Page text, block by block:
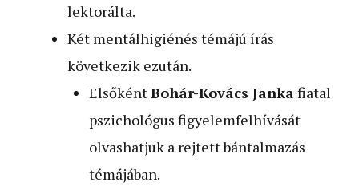
lektorálta.
Két mentálhigiénés témájú írás
következik ezután.
ElsőkéntBohár-Kovács Jankafiatal
pszichológus figyelemfelhívását
olvashatjuk a rejtett bántalmazás
témájában.